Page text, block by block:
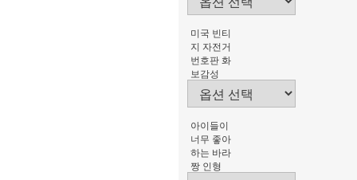
미국 빈티
지 자전거
번호판 화
보감성
아이들이
너무 좋아
하는 바라
짱 인형